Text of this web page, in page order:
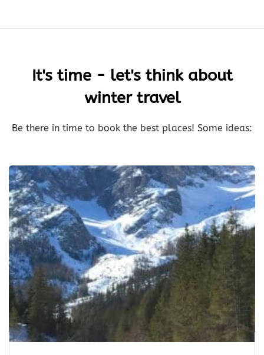
It's time - let's think about
winter travel
Be there in time to book the best places! Some ideas: